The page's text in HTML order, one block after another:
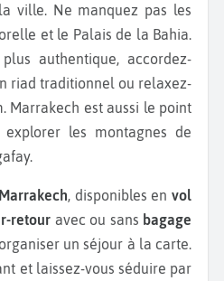
ville. Ne manquez pas les
et le Palais de la Bahia.
authentique, accordez-
riad traditionnel ou relaxez-
Marrakech est aussi le point
les montagnes de
, disponibles envol
retour avec ou sans bagage
un séjour à la carte.
et laissez-vous séduire par